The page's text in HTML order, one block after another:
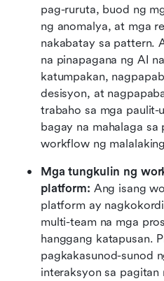
pag-ruruta, buod ng
ng anomalya, at mga
nakabatay sa pattern.
na pinapagana ng AI
katumpakan,
desisyon, at
trabaho sa mga
bagay na mahalaga
workflow ng
Mga tungkulin ng
platform: Ang isang
platform ay
multi-team na mga
hanggang katapusan.
pagkakasunod-sunod
interaksyon sa pagitan